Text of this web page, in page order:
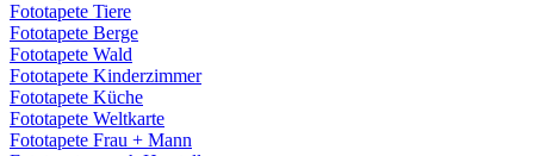
Fototapete Tiere
Fototapete Berge
Fototapete Wald
Fototapete Kinderzimmer
Fototapete Küche
Fototapete Weltkarte
Fototapete Frau + Mann